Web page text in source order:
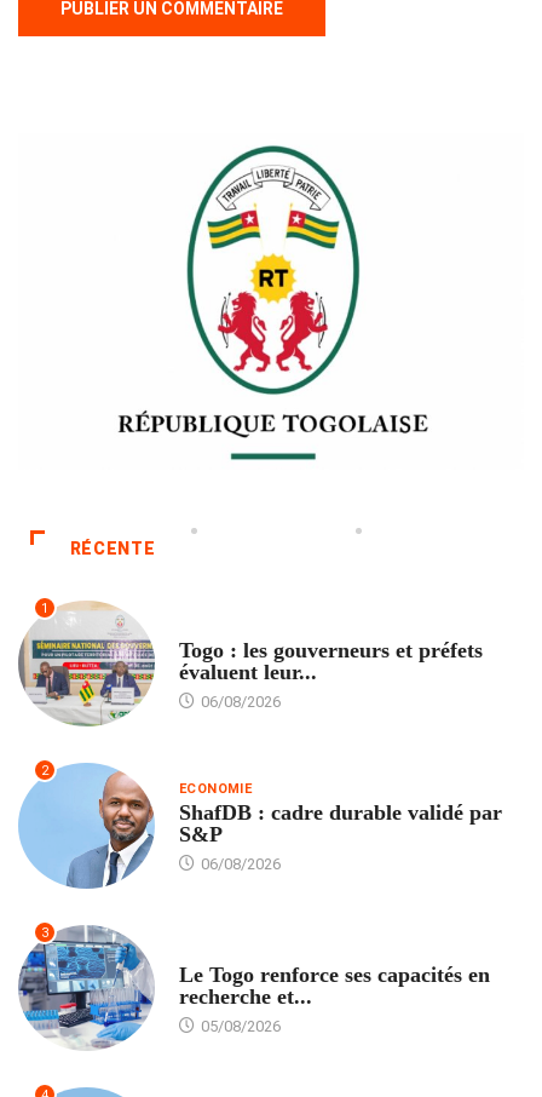
RÉCENTE
1
Togo : les gouverneurs et préfets
évaluent leur...
06/08/2026
2
ECONOMIE
ShafDB : cadre durable validé par
S&P
06/08/2026
3
Le Togo renforce ses capacités en
recherche et...
05/08/2026